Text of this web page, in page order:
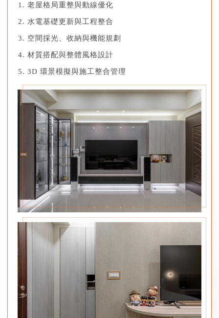
老屋格局重整與動線優化
水電基礎更新與工程整合
空間採光、收納與機能規劃
材質搭配與整體風格設計
3D 環景模擬與施工整合管理